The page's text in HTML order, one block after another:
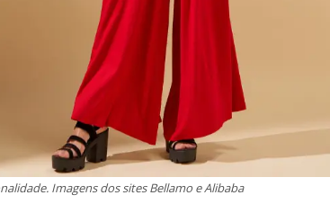
Imagens dos sites Bellamo e Alibaba